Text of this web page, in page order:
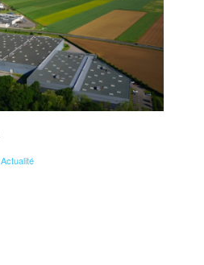
Actualité